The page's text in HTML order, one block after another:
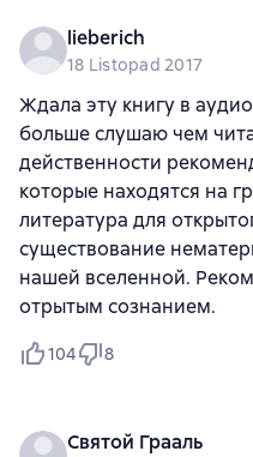
lieberich
18 Listopad 2017
Ждала эту книгу в
больше слушаю чем
действенности
которые находятся на
литература для
существование
нашей вселенной.
отрытым сознанием.
104 8
Святой Грааль